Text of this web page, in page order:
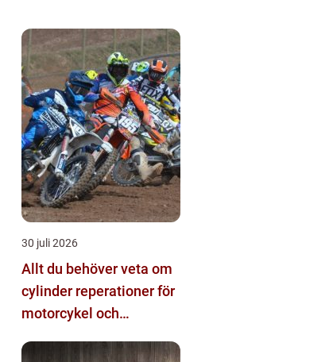
30 juli 2026
Allt du behöver veta om
cylinder reperationer för
motorcykel och